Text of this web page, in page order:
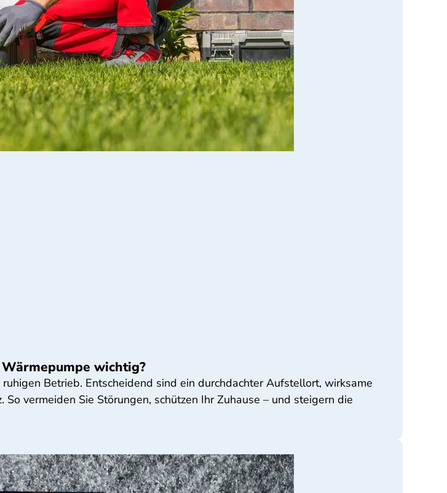
wichtig?
Betrieb. Entscheidend sind ein durchdachter Aufstellort, wirksame
vermeiden Sie Störungen, schützen Ihr Zuhause – und steigern die